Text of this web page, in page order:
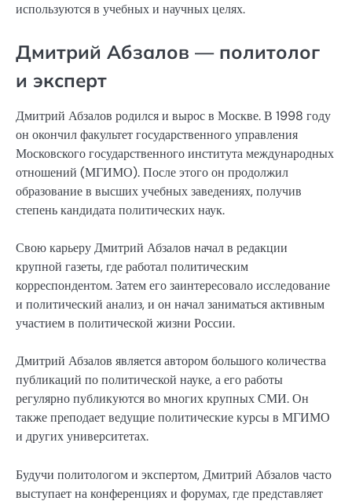
используются в учебных и научных целях.
Дмитрий Абзалов — политолог
и эксперт
Дмитрий Абзалов родился и вырос в Москве. В 1998 году
он окончил факультет государственного управления
Московского государственного института международных
отношений (МГИМО). После этого он продолжил
образование в высших учебных заведениях, получив
степень кандидата политических наук.
Свою карьеру Дмитрий Абзалов начал в редакции
крупной газеты, где работал политическим
корреспондентом. Затем его заинтересовало исследование
и политический анализ, и он начал заниматься активным
участием в политической жизни России.
Дмитрий Абзалов является автором большого количества
публикаций по политической науке, а его работы
регулярно публикуются во многих крупных СМИ. Он
также преподает ведущие политические курсы в МГИМО
и других университетах.
Будучи политологом и экспертом, Дмитрий Абзалов часто
выступает на конференциях и форумах, где представляет